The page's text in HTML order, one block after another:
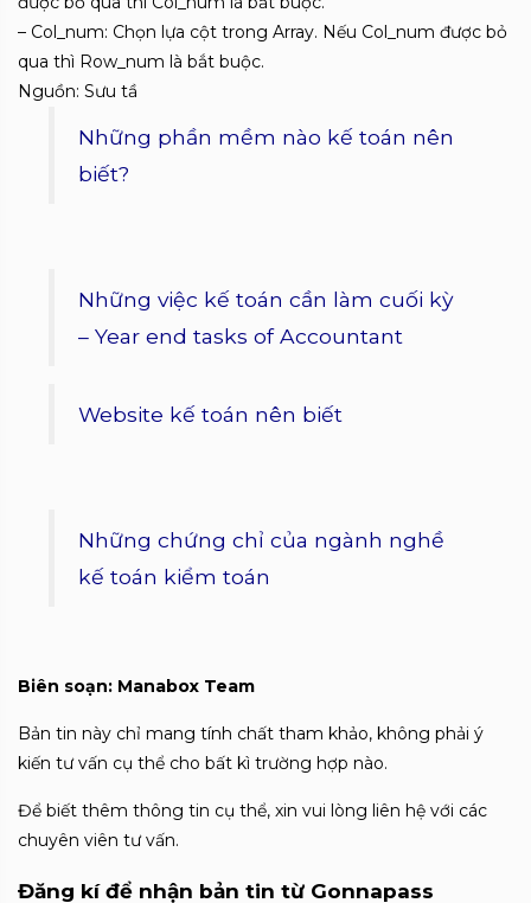
– Col_num: Chọn lựa cột trong Array. Nếu Col_num được bỏ
qua thì Row_num là bắt buộc.
Nguồn: Sưu tầ
Những phần mềm nào kế toán nên
biết?
Những việc kế toán cần làm cuối kỳ
– Year end tasks of Accountant
Website kế toán nên biết
Những chứng chỉ của ngành nghề
kế toán kiểm toán
Biên soạn: Manabox Team
Bản tin này chỉ mang tính chất tham khảo, không phải ý
kiến tư vấn cụ thể cho bất kì trường hợp nào.
Để biết thêm thông tin cụ thể, xin vui lòng liên hệ với các
chuyên viên tư vấn.
Đăng kí để nhận bản tin từ Gonnapass